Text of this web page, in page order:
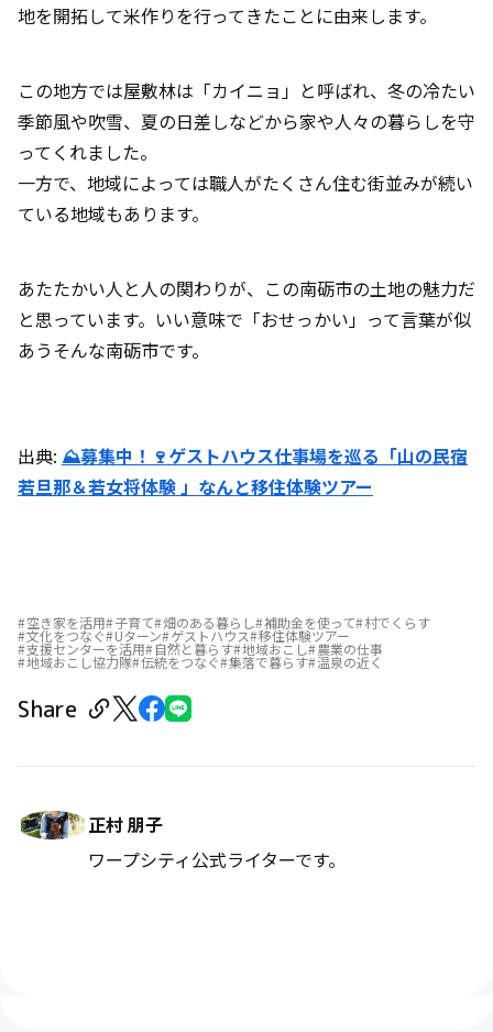
地を開拓して米作りを行ってきたことに由来します。
この地方では屋敷林は「カイニョ」と呼ばれ、冬の冷たい
季節風や吹雪、夏の日差しなどから家や人々の暮らしを守
ってくれました。
一方で、地域によっては職人がたくさん住む街並みが続い
ている地域もあります。
あたたかい人と人の関わりが、この南砺市の土地の魅力だ
と思っています。いい意味で「おせっかい」って言葉が似
あうそんな南砺市です。
出典: ⛰募集中！🍷ゲストハウス仕事場を巡る「山の民宿
若旦那＆若女将体験 」なんと移住体験ツアー
空き家を活用 子育て 畑のある暮らし 補助金を使って 村でくらす
文化をつなぐ Uターン ゲストハウス 移住体験ツアー
支援センターを活用 自然と暮らす 地域おこし 農業の仕事
地域おこし協力隊 伝統をつなぐ 集落で暮らす 温泉の近く
Share
正村 朋子
ワープシティ公式ライターです。